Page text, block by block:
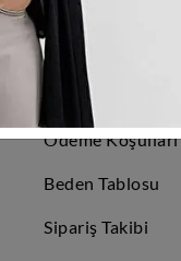
Teslimat Politikası
İade ve Değişim
Politikası
Ödeme Koşulları
Beden Tablosu
Sipariş Takibi